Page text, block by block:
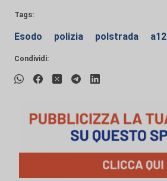
Tags:
Esodo polizia polstrada a12
Condividi: